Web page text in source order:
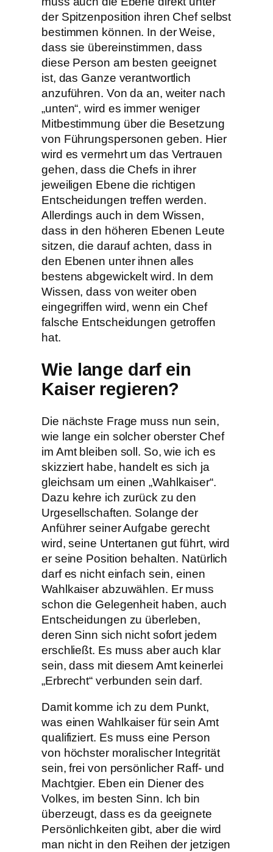
der Spitzenposition ihren Chef selbst
bestimmen können. In der Weise,
dass sie übereinstimmen, dass
diese Person am besten geeignet
ist, das Ganze verantwortlich
anzuführen. Von da an, weiter nach
„unten“, wird es immer weniger
Mitbestimmung über die Besetzung
von Führungspersonen geben. Hier
wird es vermehrt um das Vertrauen
gehen, dass die Chefs in ihrer
jeweiligen Ebene die richtigen
Entscheidungen treffen werden.
Allerdings auch in dem Wissen,
dass in den höheren Ebenen Leute
sitzen, die darauf achten, dass in
den Ebenen unter ihnen alles
bestens abgewickelt wird. In dem
Wissen, dass von weiter oben
eingegriffen wird, wenn ein Chef
falsche Entscheidungen getroffen
hat.
Wie lange darf ein
Kaiser regieren?
Die nächste Frage muss nun sein,
wie lange ein solcher oberster Chef
im Amt bleiben soll. So, wie ich es
skizziert habe, handelt es sich ja
gleichsam um einen „Wahlkaiser“.
Dazu kehre ich zurück zu den
Urgesellschaften. Solange der
Anführer seiner Aufgabe gerecht
wird, seine Untertanen gut führt, wird
er seine Position behalten. Natürlich
darf es nicht einfach sein, einen
Wahlkaiser abzuwählen. Er muss
schon die Gelegenheit haben, auch
Entscheidungen zu überleben,
deren Sinn sich nicht sofort jedem
erschließt. Es muss aber auch klar
sein, dass mit diesem Amt keinerlei
„Erbrecht“ verbunden sein darf.
Damit komme ich zu dem Punkt,
was einen Wahlkaiser für sein Amt
qualifiziert. Es muss eine Person
von höchster moralischer Integrität
sein, frei von persönlicher Raff- und
Machtgier. Eben ein Diener des
Volkes, im besten Sinn. Ich bin
überzeugt, dass es da geeignete
Persönlichkeiten gibt, aber die wird
man nicht in den Reihen der jetzigen